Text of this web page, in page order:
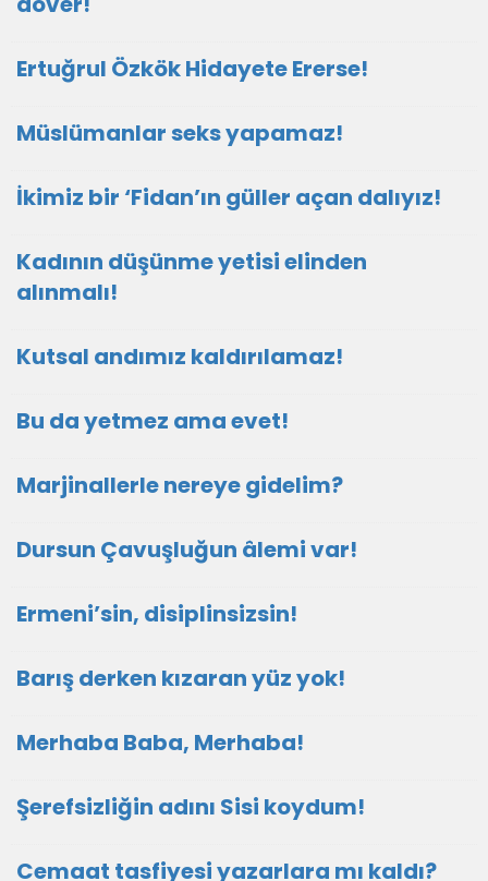
Ertuğrul Özkök Hidayete Ererse!
Müslümanlar seks yapamaz!
İkimiz bir ‘Fidan’ın güller açan dalıyız!
Kadının düşünme yetisi elinden
alınmalı!
Kutsal andımız kaldırılamaz!
Bu da yetmez ama evet!
Marjinallerle nereye gidelim?
Dursun Çavuşluğun âlemi var!
Ermeni’sin, disiplinsizsin!
Barış derken kızaran yüz yok!
Merhaba Baba, Merhaba!
Şerefsizliğin adını Sisi koydum!
Cemaat tasfiyesi yazarlara mı kaldı?